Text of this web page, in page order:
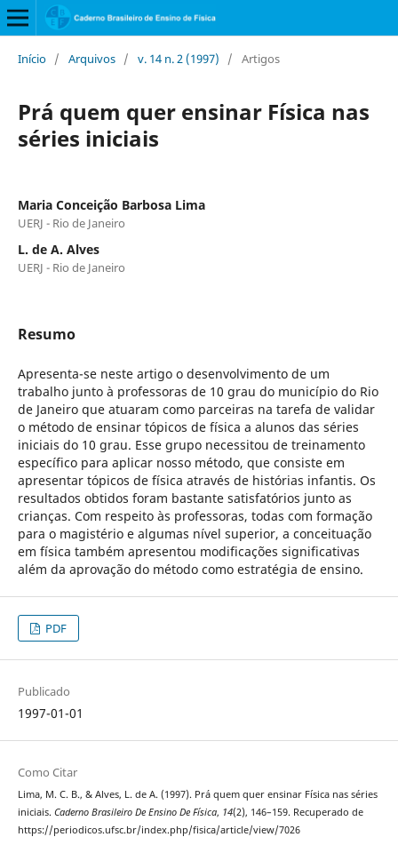
Início / Arquivos / v. 14 n. 2 (1997) / Artigos
Prá quem quer ensinar Física nas
séries iniciais
Maria Conceição Barbosa Lima
UERJ - Rio de Janeiro
L. de A. Alves
UERJ - Rio de Janeiro
Resumo
Apresenta-se neste artigo o desenvolvimento de um
trabalho junto à professoras de 10 grau do município do Rio
de Janeiro que atuaram como parceiras na tarefa de validar
o método de ensinar tópicos de física a alunos das séries
iniciais do 10 grau. Esse grupo necessitou de treinamento
específico para aplicar nosso método, que consiste em
apresentar tópicos de física através de histórias infantis. Os
resultados obtidos foram bastante satisfatórios junto as
crianças. Com respeito às professoras, todas com formação
para o magistério e algumas nível superior, a conceituação
em física também apresentou modificações significativas
além da aprovação do método como estratégia de ensino.
PDF
Publicado
1997-01-01
Como Citar
Lima, M. C. B., & Alves, L. de A. (1997). Prá quem quer ensinar Física nas séries
iniciais. Caderno Brasileiro De Ensino De Física, 14(2), 146–159. Recuperado de
https://periodicos.ufsc.br/index.php/fisica/article/view/7026